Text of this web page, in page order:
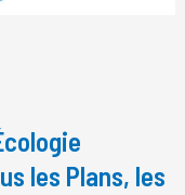
les Plans, les